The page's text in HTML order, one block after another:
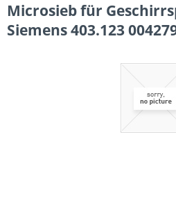
Microsieb für
Siemens 403.123